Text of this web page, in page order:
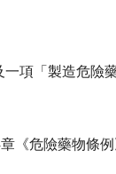
項「製造危險
《危險藥物條